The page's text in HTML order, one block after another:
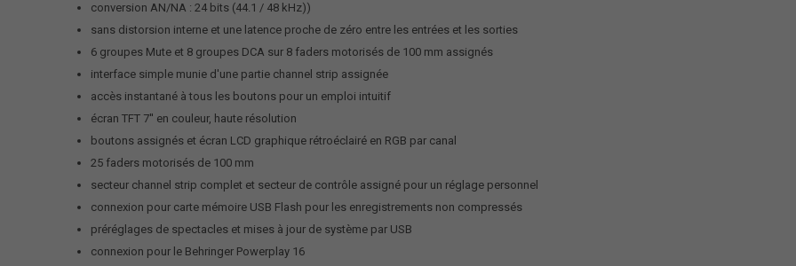
conversion AN/NA : 24 bits (44.1 / 48 kHz))
sans distorsion interne et une latence proche de zéro entre les entrées et les sorties
6 groupes Mute et 8 groupes DCA sur 8 faders motorisés de 100 mm assignés
interface simple munie d'une partie channel strip assignée
accès instantané à tous les boutons pour un emploi intuitif
écran TFT 7'' en couleur, haute résolution
boutons assignés et écran LCD graphique rétroéclairé en RGB par canal
25 faders motorisés de 100 mm
secteur channel strip complet et secteur de contrôle assigné pour un réglage personnel
connexion pour carte mémoire USB Flash pour les enregistrements non compressés
préréglages de spectacles et mises à jour de système par USB
connexion pour le Behringer Powerplay 16